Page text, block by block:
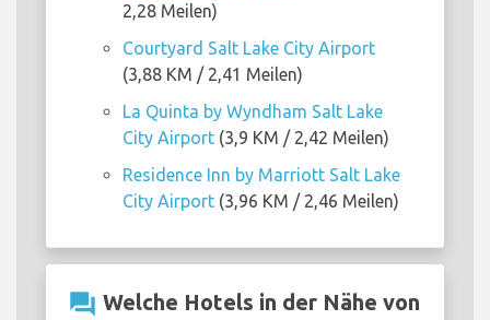
2,28 Meilen)
Courtyard Salt Lake City Airport
(3,88 KM / 2,41 Meilen)
La Quinta by Wyndham Salt Lake
City Airport (3,9 KM / 2,42 Meilen)
Residence Inn by Marriott Salt Lake
City Airport (3,96 KM / 2,46 Meilen)
question_answer Welche Hotels in der Nähe von